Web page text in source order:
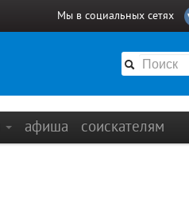
Мы в социальных сетях
афиша соискателям